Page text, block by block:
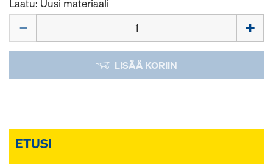
Laatu: Uusi materiaali
LISÄÄ KORIIN
ETUSI